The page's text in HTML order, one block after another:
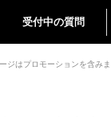
受付中の質問
ジはプロモーションを含み